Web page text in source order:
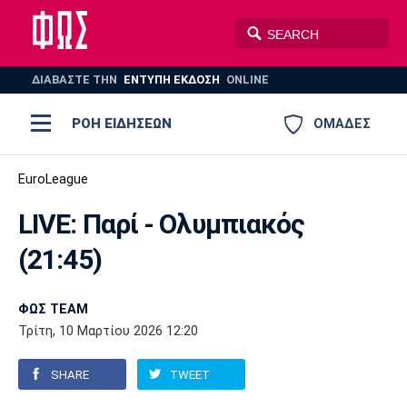
ΔΙΑΒΑΣΤΕ THN ΕΝΤΥΠΗ ΕΚΔΟΣΗ ONLINE
ΟΜΑΔΕΣ
ΡΟΗ ΕΙΔΗΣΕΩΝ
ΠΟΔΟΣΦΑΙΡΟ
ΣΠΟΡ
AUTO-MOTO
Ποδόσφαιρο
Super League 1
Super League 2
Γ Εθνική
Ελλάδα
Μπάσκετ
Ελλάδα
Εθνική
EuroLeague
Ολυμπιακοί Αγώνες
Βόλεϊ
Πόλο
Ολυμπιακός
Παναθηναϊκός Ατρόμητος
EuroLeague
LIVE: Παρί - Ολυμπιακός
(21:45)
ΦΩΣ TEAM
Τρίτη, 10 Μαρτίου 2026 12:20
SHARE TWEET